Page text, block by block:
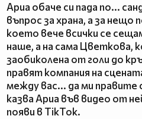
Ариа обаче си пада по...
въпрос за храна, а за нещо
което вече всички се
наше, а на сама Цветкова,
заобиколена от голи до
правят компания на
между вас... да ми правите
казва Ариа във видео от
появи в TikTok.